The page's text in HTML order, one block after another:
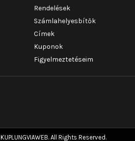
Rendelések
Számlahelyesbítők
Címek
Kuponok
Figyelmeztetéseim
All Rights Reserved.